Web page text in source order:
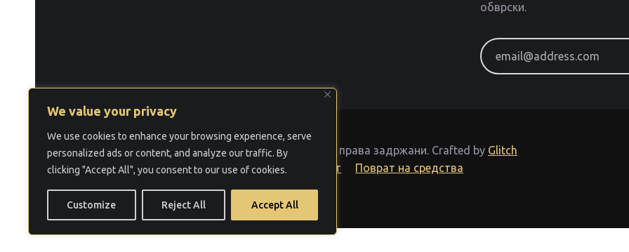
We value your privacy
We use cookies to enhance your browsing experience, serve
personalized ads or content, and analyze our traffic. By
clicking "Accept All", you consent to our use of cookies.
Customize Reject All Accept All
обврски.
email@address.com
© 2026 Law Firm ALME LAW. Сите права задржани. Crafted by Glitch
Услови за користење
Политика за приватност Поврат на средства